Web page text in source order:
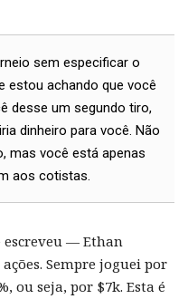
sem especificar o
estou achando que você
desse um segundo tiro,
dinheiro para você. Não
mas você está apenas
aos cotistas.
escreveu — Ethan
Sempre joguei por
ou seja, por $7k. Esta é